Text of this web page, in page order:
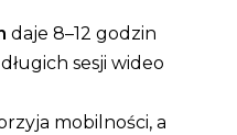
daje 8–12 godzin
sesji wideo
mobilności, a